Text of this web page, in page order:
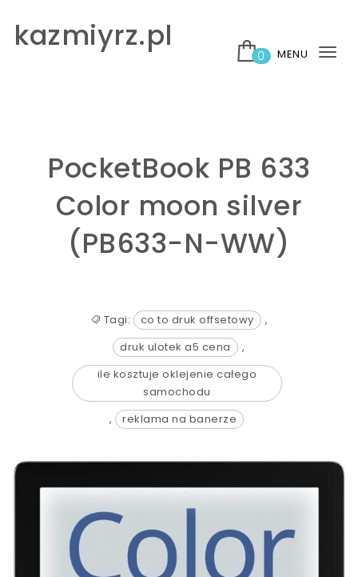
kazmiyrz.pl
0 MENU
PocketBook PB 633
Color moon silver
(PB633-N-WW)
Tagi: co to druk offsetowy
,
druk ulotek a5 cena
,
ile kosztuje oklejenie całego
samochodu
, reklama na banerze